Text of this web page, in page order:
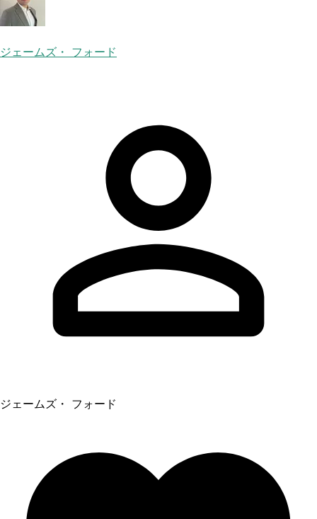
ジェームズ・ フォード
ジェームズ・ フォード